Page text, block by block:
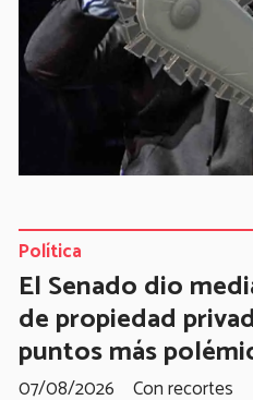
El Senado dio
de propiedad
puntos más
Con recortes
Política
07/08/2026